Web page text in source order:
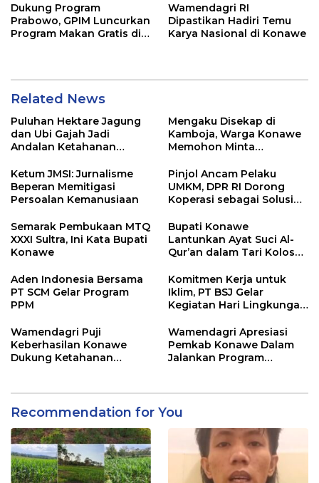
Dukung Program
Prabowo, GPIM Luncurkan
Program Makan Gratis di
Wamendagri RI
Dipastikan Hadiri Temu
Karya Nasional di Konawe
Related News
Puluhan Hektare Jagung
dan Ubi Gajah Jadi
Andalan Ketahanan
Mengaku Disekap di
Kamboja, Warga Konawe
Memohon Minta
Ketum JMSI: Jurnalisme
Beperan Memitigasi
Persoalan Kemanusiaan
Pinjol Ancam Pelaku
UMKM, DPR RI Dorong
Koperasi sebagai Solusi
Semarak Pembukaan MTQ
XXXI Sultra, Ini Kata Bupati
Konawe
Bupati Konawe
Lantunkan Ayat Suci Al-
Qur’an dalam Tari Kolosal
Sultra
Aden Indonesia Bersama
PT SCM Gelar Program
PPM
Komitmen Kerja untuk
Iklim, PT BSJ Gelar
Kegiatan Hari Lingkungan
Wamendagri Puji
Keberhasilan Konawe
Dukung Ketahanan
Wamendagri Apresiasi
Pemkab Konawe Dalam
Jalankan Program
Recommendation for You